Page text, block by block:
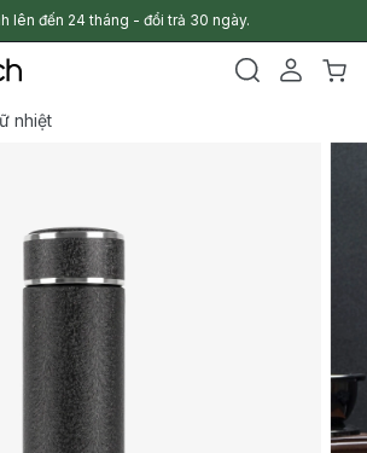
lên đến 24 tháng - đổi trả 30 ngày.
nhiệt